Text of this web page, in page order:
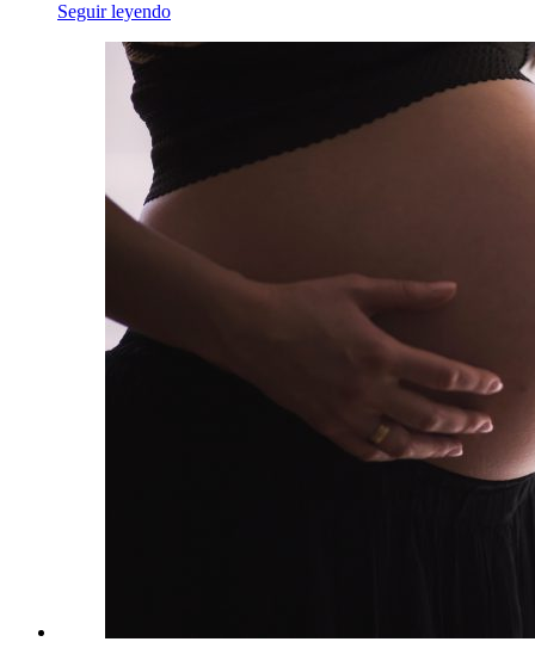
Seguir leyendo